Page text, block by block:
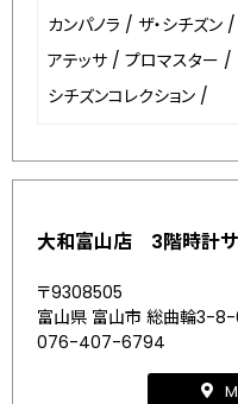
カンパノラ / ザ・シチズン /
アテッサ / プロマスター /
シチズンコレクション /
大和富山店 3階時計
〒9308505
富山県 富山市 総曲輪3-
076-407-6794